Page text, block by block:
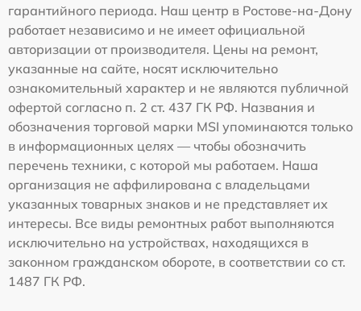
гарантийного периода. Наш центр в Ростове-на-Дону
работает независимо и не имеет официальной
авторизации от производителя. Цены на ремонт,
указанные на сайте, носят исключительно
ознакомительный характер и не являются публичной
офертой согласно п. 2 ст. 437 ГК РФ. Названия и
обозначения торговой марки MSI упоминаются только
в информационных целях — чтобы обозначить
перечень техники, с которой мы работаем. Наша
организация не аффилирована с владельцами
указанных товарных знаков и не представляет их
интересы. Все виды ремонтных работ выполняются
исключительно на устройствах, находящихся в
законном гражданском обороте, в соответствии со ст.
1487 ГК РФ.